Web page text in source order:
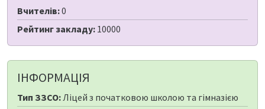
Вчителів:0
Рейтинг закладу: 10000
ІНФОРМАЦІЯ
Тип ЗЗСО:Ліцей з початковою школою та гімназією